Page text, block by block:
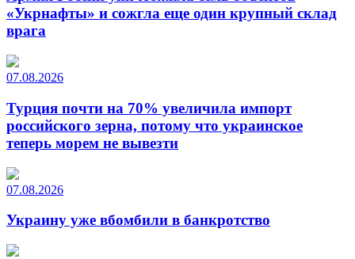
«Укрнафты» и сожгла еще один крупный склад
врага
07.08.2026
Турция почти на 70% увеличила импорт
российского зерна, потому что украинское
теперь морем не вывезти
07.08.2026
Украину уже вбомбили в банкротство